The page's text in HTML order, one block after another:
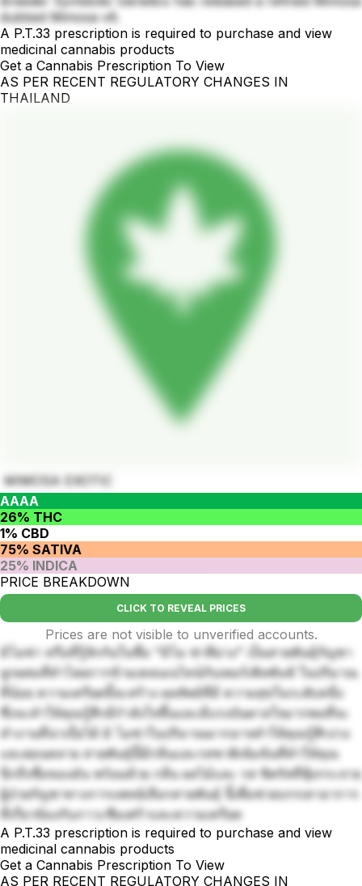
dubbed Mimosa v6.
A P.T.33 prescription is required to purchase and view
medicinal cannabis products
Get a Cannabis Prescription To View
AS PER RECENT REGULATORY CHANGES IN
THAILAND
MIMOSA EXOTIC
AAAA
26% THC
1% CBD
75% SATIVA
25% INDICA
PRICE BREAKDOWN
CLICK TO REVEAL PRICES
Prices are not visible to unverified accounts.
มิโมซ่า หรือที่รู้จักกันในชื่อ "มิโม ซ่าสีม่วง" เป็นสายพันธุ์กัญชา
ลูกผสมที่ทำโดยการข้ามเคลเมนไทน์กับเพอร์เพิลพันช์ ในปริมาณ
ที่น้อย ความเครียดนี้จะสร้าง ผลลัพธ์ที่มี ความสุขในระดับหนึ่ง
ซึ่งจะทำให้คุณรู้สึกมีกำลังใจขึ้นและมีแรงบันดาลใจมากพอที่จะ
ทำงานที่น่าเบื่อได้ มิ โมซ่าในปริมาณมากอาจทำให้คุณรู้สึกง่วง
และผ่อนคลาย สายพันธุ์นี้มีกลิ่นและรสชาติเข้มข้นที่ทำให้คุณ
นึกถึงชื่อของมัน พร้อมด้วย กลิ่น ผลไม้และ รส ซิตรัสที่ฟุ้งกระจาย
ผู้ป่วยกัญชาทางการแพทย์เลือกสายพันธุ์ นี้เพื่อช่วยบรรเทาอาการ
ที่เกี่ยวข้องกับภาวะซึมเศร้าและความเครียด
A P.T.33 prescription is required to purchase and view
medicinal cannabis products
Get a Cannabis Prescription To View
AS PER RECENT REGULATORY CHANGES IN